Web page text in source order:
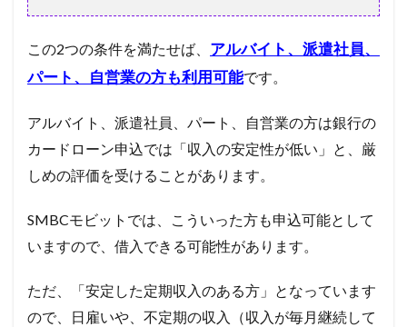
ット
のメ
リッ
リッ
7.1
ード
が速
い
7.2
銀行
に比
この2つの条件を満たせば、 アルバイト、派遣社員、
パート、自営業の方も利用可能です。
アルバイト、派遣社員、パート、自営業の方は銀行の
カードローン申込では「収入の安定性が低い」と、厳
しめの評価を受けることがあります。
SMBCモビットでは、こういった方も申込可能として
いますので、借入できる可能性があります。
ただ、「安定した定期収入のある方」となっています
ので、日雇いや、不定期の収入（収入が毎月継続して